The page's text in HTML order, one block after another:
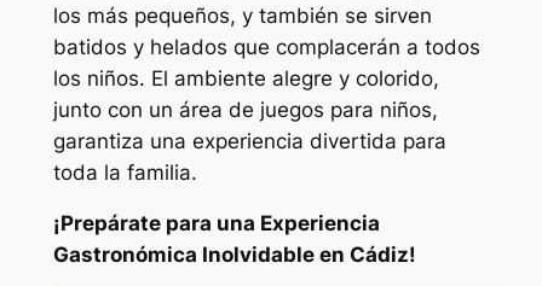
los más pequeños, y también se sirven
batidos y helados que complacerán a todos
los niños. El ambiente alegre y colorido,
junto con un área de juegos para niños,
garantiza una experiencia divertida para
toda la familia.
¡Prepárate para una Experiencia
Gastronómica Inolvidable en Cádiz!